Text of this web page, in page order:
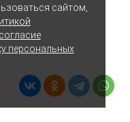
сайтом,
согласие
персональных